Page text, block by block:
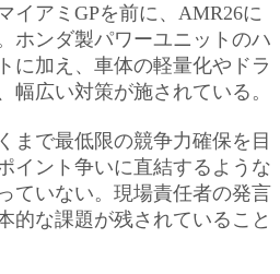
イアミGPを前に、AMR26に
ホンダ製パワーユニットのハ
に加え、車体の軽量化やドラ
幅広い対策が施されている。
まで最低限の競争力確保を目
イント争いに直結するような
ていない。現場責任者の発言
的な課題が残されていること